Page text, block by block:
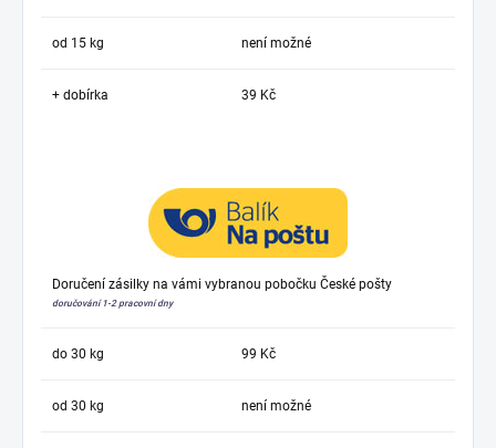
od 15 kg není možné
+ dobírka 39 Kč
Doručení zásilky na vámi vybranou pobočku České pošty
doručování 1-2 pracovní dny
do 30 kg 99 Kč
od 30 kg není možné